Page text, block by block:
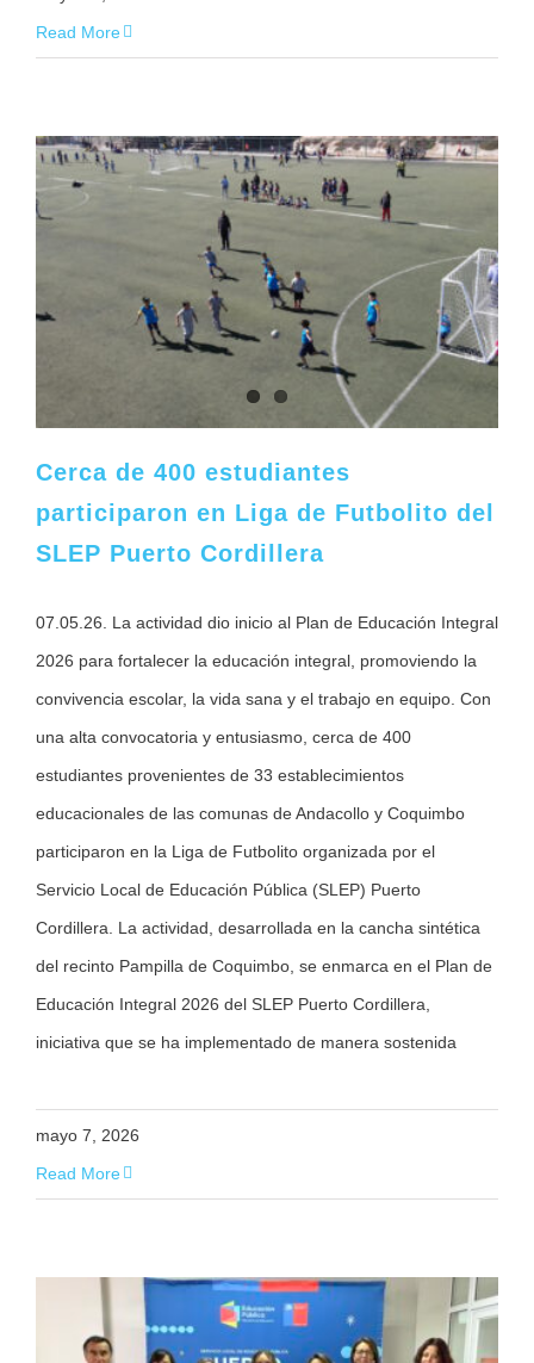
Read More
Cerca de 400 estudiantes
participaron en Liga de Futbolito del
SLEP Puerto Cordillera
07.05.26. La actividad dio inicio al Plan de Educación Integral
2026 para fortalecer la educación integral, promoviendo la
convivencia escolar, la vida sana y el trabajo en equipo. Con
una alta convocatoria y entusiasmo, cerca de 400
estudiantes provenientes de 33 establecimientos
educacionales de las comunas de Andacollo y Coquimbo
participaron en la Liga de Futbolito organizada por el
Servicio Local de Educación Pública (SLEP) Puerto
Cordillera. La actividad, desarrollada en la cancha sintética
del recinto Pampilla de Coquimbo, se enmarca en el Plan de
Educación Integral 2026 del SLEP Puerto Cordillera,
iniciativa que se ha implementado de manera sostenida
mayo 7, 2026
Read More